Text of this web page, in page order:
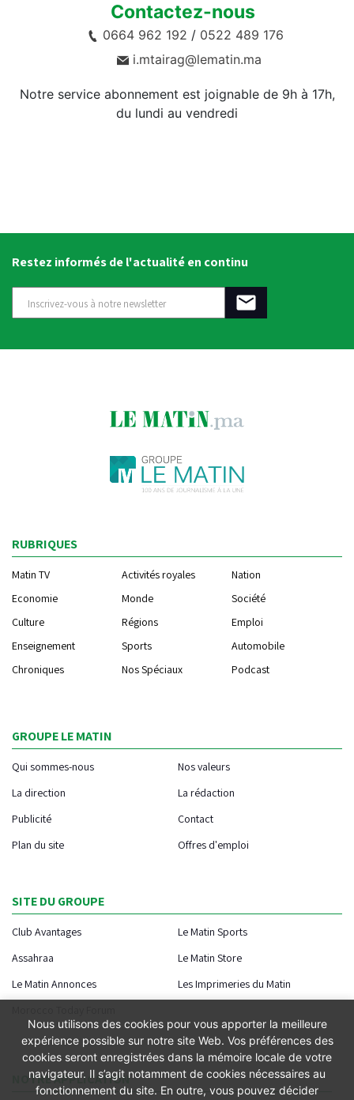
Contactez-nous
0664 962 192 / 0522 489 176
i.mtairag@lematin.ma
Notre service abonnement est joignable de 9h à 17h,
du lundi au vendredi
Restez informés de l'actualité en continu
RUBRIQUES
Matin TV Activités royales
Nation
Economie
Monde
Société
Culture
Régions
Emploi
Enseignement
Sports
Automobile
Chroniques
Nos Spéciaux Podcast
GROUPE LE MATIN
Qui sommes-nous
Nos valeurs
La direction
La rédaction
Publicité
Contact
Plan du site
Offres d'emploi
SITE DU GROUPE
Club Avantages
Le Matin Sports
Assahraa
Le Matin Store
Le Matin Annonces
Les Imprimeries du Matin
NOTRE APPLICATION
Nous utilisons des cookies pour vous apporter la meilleure
expérience possible sur notre site Web. Vos préférences des
cookies seront enregistrées dans la mémoire locale de votre
navigateur. Il s’agit notamment de cookies nécessaires au
fonctionnement du site. En outre, vous pouvez décider